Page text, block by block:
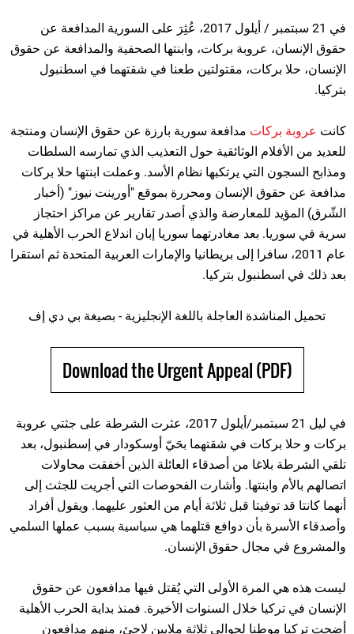
في 21 سبتمبر / أيلول 2017، عُثِرَ على السورية المدافعة عن
حقوق الإنسان، عروبة بركات، وابنتها الصحفية والمدافعة عن حقوق
الإنسان، حلا بركات، مقتولتين طعنا في شقتهما في اسطنبول
بتركيا.
كانت عروبة بركات مدافعة سورية بارزة عن حقوق الإنسان ومنتجة
للعديد من الأفلام الوثائقية حول التعذيب الذي تمارسه السلطات
ومذابح السجون التي يرتكبها نظام الأسد. وعملت ابنتها حلا بركات
مدافعة عن حقوق الإنسان ومحررة بموقع "أورينت نيوز" (أخبار
الشّرق) المؤيد للمعارضة والذي أصدر تقارير عن مراكز احتجاز
سرية في سوريا. بعد مغادرتهما سوريا إبان اندلاع الحرب الأهلية في
عام 2011، سافرا إلى بريطانيا والإمارات العربية المتحدة ثم استقرا
بعد ذلك في اسطنبول بتركيا.
تحميل المناشدة العاجلة باللغة الإنجليزية - بصيغة بي دي إف
Download the Urgent Appeal (PDF)
في ليل 21 سبتمبر/أيلول 2017، عثرت الشرطة على جثتي عروبة
بركات و حلا بركات في شقتهما بحَيّ أوسكودار في إسطنبول، بعد
تلقي الشرطة بلاغا من أصدقاء العائلة الذين أخفقت محاولات
اتصالهم بالأم وابنتها. وأشارت الفحوصات التي أجريت للجثث إلى
أنهما كانتا قد توفيتا قبل ثلاثة أيام من العثور عليهما. ويقول أفراد
وأصدقاء الأسرة بأن دوافع قتلهما هي سياسية بسبب عملها السلمي
والمشروع في مجال حقوق الإنسان.
ليست هذه هي المرة الأولى التي يُقتل فيها مدافعون عن حقوق
الإنسان في تركيا خلال السنوات الأخيرة. فمنذ بداية الحرب الأهلية
أضحت تركيا موطنا لحوالي ثلاثة ملايين لاجئ، منهم مدافعون